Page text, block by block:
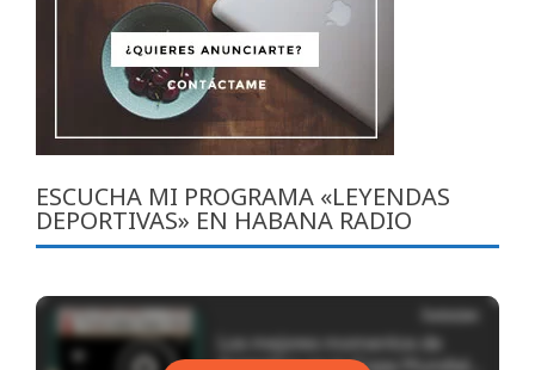
ESCUCHA MI PROGRAMA «LEYENDAS
DEPORTIVAS» EN HABANA RADIO